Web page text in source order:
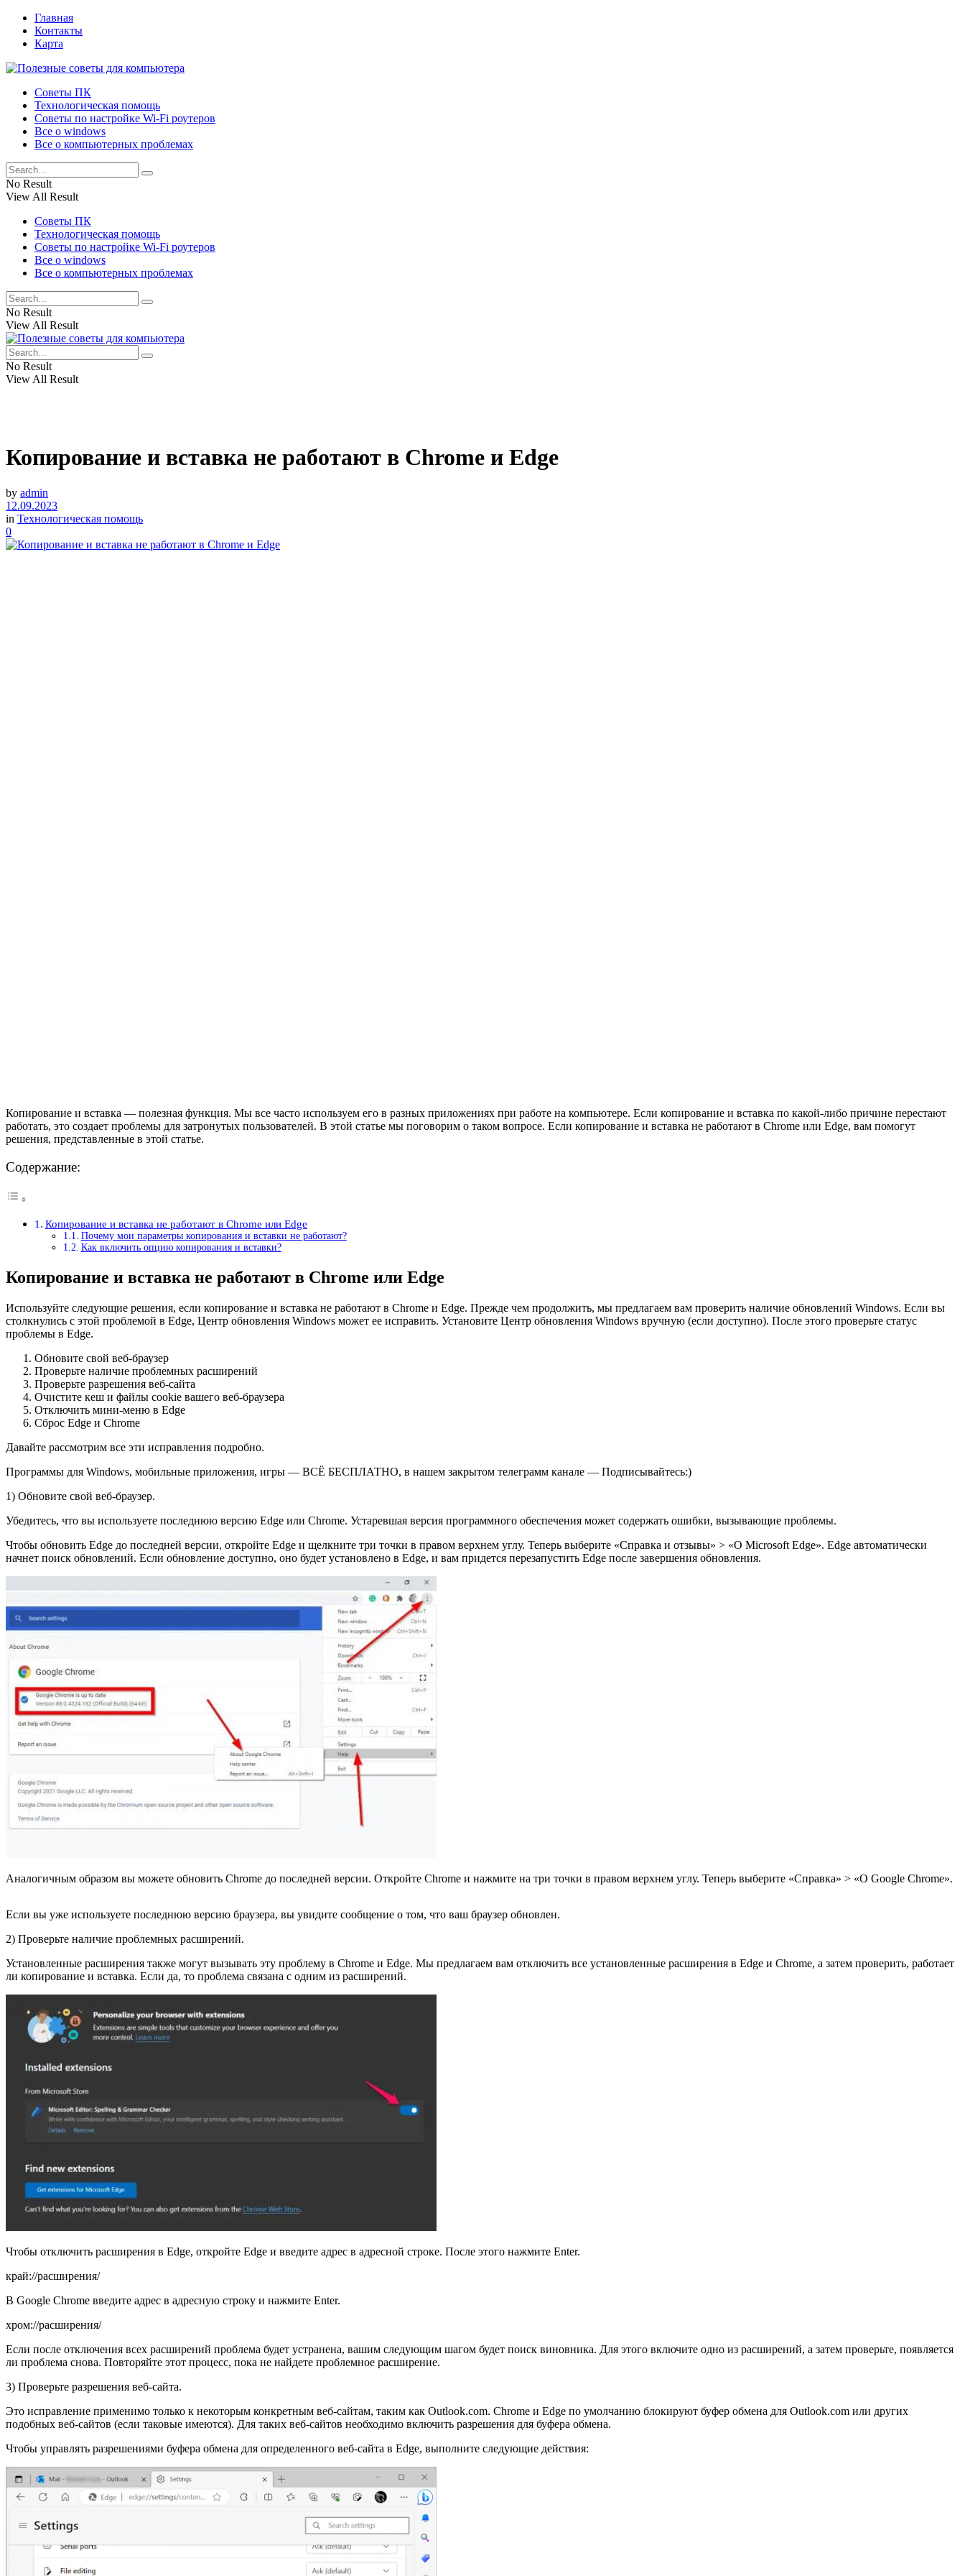
Главная
Контакты
Карта
Советы ПК
Технологическая помощь
Советы по настройке Wi-Fi роутеров
Все о windows
Все о компьютерных проблемах
No Result
View All Result
Советы ПК
Технологическая помощь
Советы по настройке Wi-Fi роутеров
Все о windows
Все о компьютерных проблемах
No Result
View All Result
No Result
View All Result
Копирование и вставка не работают в Chrome и Edge
by admin
12.09.2023
in Технологическая помощь
0
Копирование и вставка — полезная функция. Мы все часто используем его в разных приложениях при работе на компьютере. Если копирование и вставка по какой-либо причине перестают
работать, это создает проблемы для затронутых пользователей. В этой статье мы поговорим о таком вопросе. Если копирование и вставка не работают в Chrome или Edge, вам помогут
решения, представленные в этой статье.
Содержание:
Копирование и вставка не работают в Chrome или Edge
Почему мои параметры копирования и вставки не работают?
Как включить опцию копирования и вставки?
Копирование и вставка не работают в Chrome или Edge
Используйте следующие решения, если копирование и вставка не работают в Chrome и Edge. Прежде чем продолжить, мы предлагаем вам проверить наличие обновлений Windows. Если вы
столкнулись с этой проблемой в Edge, Центр обновления Windows может ее исправить. Установите Центр обновления Windows вручную (если доступно). После этого проверьте статус
проблемы в Edge.
Обновите свой веб-браузер
Проверьте наличие проблемных расширений
Проверьте разрешения веб-сайта
Очистите кеш и файлы cookie вашего веб-браузера
Отключить мини-меню в Edge
Сброс Edge и Chrome
Давайте рассмотрим все эти исправления подробно.
Программы для Windows, мобильные приложения, игры — ВСЁ БЕСПЛАТНО, в нашем закрытом телеграмм канале — Подписывайтесь:)
1) Обновите свой веб-браузер.
Убедитесь, что вы используете последнюю версию Edge или Chrome. Устаревшая версия программного обеспечения может содержать ошибки, вызывающие проблемы.
Чтобы обновить Edge до последней версии, откройте Edge и щелкните три точки в правом верхнем углу. Теперь выберите «Справка и отзывы» > «О Microsoft Edge». Edge автоматически
начнет поиск обновлений. Если обновление доступно, оно будет установлено в Edge, и вам придется перезапустить Edge после завершения обновления.
Аналогичным образом вы можете обновить Chrome до последней версии. Откройте Chrome и нажмите на три точки в правом верхнем углу. Теперь выберите «Справка» > «О Google Chrome».
Если вы уже используете последнюю версию браузера, вы увидите сообщение о том, что ваш браузер обновлен.
2) Проверьте наличие проблемных расширений.
Установленные расширения также могут вызывать эту проблему в Chrome и Edge. Мы предлагаем вам отключить все установленные расширения в Edge и Chrome, а затем проверить, работает
ли копирование и вставка. Если да, то проблема связана с одним из расширений.
Чтобы отключить расширения в Edge, откройте Edge и введите адрес в адресной строке. После этого нажмите Enter.
край://расширения/
В Google Chrome введите адрес в адресную строку и нажмите Enter.
хром://расширения/
Если после отключения всех расширений проблема будет устранена, вашим следующим шагом будет поиск виновника. Для этого включите одно из расширений, а затем проверьте, появляется
ли проблема снова. Повторяйте этот процесс, пока не найдете проблемное расширение.
3) Проверьте разрешения веб-сайта.
Это исправление применимо только к некоторым конкретным веб-сайтам, таким как Outlook.com. Chrome и Edge по умолчанию блокируют буфер обмена для Outlook.com или других
подобных веб-сайтов (если таковые имеются). Для таких веб-сайтов необходимо включить разрешения для буфера обмена.
Чтобы управлять разрешениями буфера обмена для определенного веб-сайта в Edge, выполните следующие действия: